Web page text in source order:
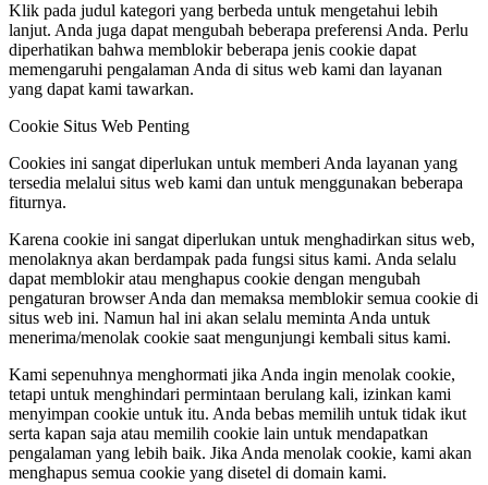
Klik pada judul kategori yang berbeda untuk mengetahui lebih
lanjut. Anda juga dapat mengubah beberapa preferensi Anda. Perlu
diperhatikan bahwa memblokir beberapa jenis cookie dapat
memengaruhi pengalaman Anda di situs web kami dan layanan
yang dapat kami tawarkan.
Cookie Situs Web Penting
Cookies ini sangat diperlukan untuk memberi Anda layanan yang
tersedia melalui situs web kami dan untuk menggunakan beberapa
fiturnya.
Karena cookie ini sangat diperlukan untuk menghadirkan situs web,
menolaknya akan berdampak pada fungsi situs kami. Anda selalu
dapat memblokir atau menghapus cookie dengan mengubah
pengaturan browser Anda dan memaksa memblokir semua cookie di
situs web ini. Namun hal ini akan selalu meminta Anda untuk
menerima/menolak cookie saat mengunjungi kembali situs kami.
Kami sepenuhnya menghormati jika Anda ingin menolak cookie,
tetapi untuk menghindari permintaan berulang kali, izinkan kami
menyimpan cookie untuk itu. Anda bebas memilih untuk tidak ikut
serta kapan saja atau memilih cookie lain untuk mendapatkan
pengalaman yang lebih baik. Jika Anda menolak cookie, kami akan
menghapus semua cookie yang disetel di domain kami.